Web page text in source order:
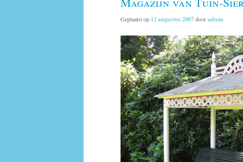
Geplaatst op 12 augustus 2007dooradmin